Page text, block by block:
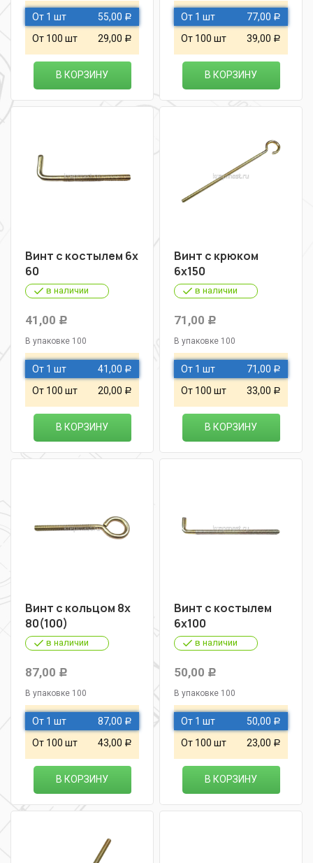
От 1 шт 55,00 Р
От 100 шт 29,00 Р
В КОРЗИНУ
От 1 шт 77,00 Р
От 100 шт 39,00 Р
В КОРЗИНУ
Винт с костылем 6х
60
в наличии
41,00 Р
В упаковке 100
От 1 шт 41,00 Р
От 100 шт 20,00 Р
В КОРЗИНУ
Винт с крюком
6х150
в наличии
71,00 Р
В упаковке 100
От 1 шт 71,00 Р
От 100 шт 33,00 Р
В КОРЗИНУ
Винт с кольцом 8х
80(100)
в наличии
87,00 Р
В упаковке 100
От 1 шт 87,00 Р
От 100 шт 43,00 Р
В КОРЗИНУ
Винт с костылем
6х100
в наличии
50,00 Р
В упаковке 100
От 1 шт 50,00 Р
От 100 шт 23,00 Р
В КОРЗИНУ